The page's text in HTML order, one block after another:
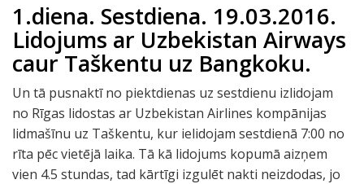
1.diena. Sestdiena. 19.03.2016.
Lidojums ar Uzbekistan Airways
caur Taškentu uz Bangkoku.
Un tā pusnaktī no piektdienas uz sestdienu izlidojam
no Rīgas lidostas ar Uzbekistan Airlines kompānijas
lidmašīnu uz Taškentu, kur ielidojam sestdienā 7:00 no
rīta pēc vietējā laika. Tā kā lidojums kopumā aizņem
vien 4.5 stundas, tad kārtīgi izgulēt nakti neizdodas, jo